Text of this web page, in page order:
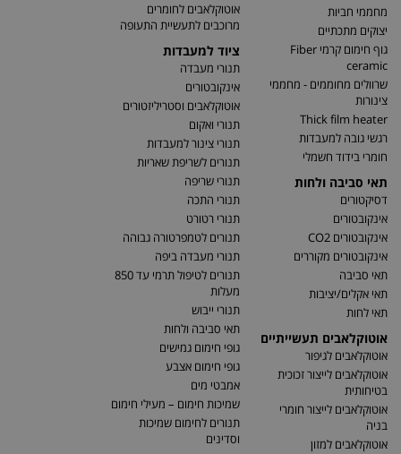
מחממי חביות
יצוקים מתכתיים
גוף חימום קרמי Fiber
ceramic
שרוולים מחוממים - מחממי
צינורות
Thick film heater
רגשי גובה למעבדות
חומרי בידוד חשמלי
תאי סביבה ולחות
דסיקטורים
אינקובטורים
אינקובטורים CO2
אינקובטורים מקוררים
תאי סביבה
תאי אקלים/יציבות
תאי לחות
אוטוקלאבים תעשייתיים
אוטוקלאבים לגיפור
אוטוקלאבים לייצור זכוכית
בטיחותית
אוטוקלאבים לייצור חומרי
בניה
אוטוקלאבים למזון
אוטוקלאבים לחומרים
מרוכבים לתעשיית התעופה
ציוד למעבדות
תנורי מעבדה
אינקובטורים
אוטוקלאבים וסטריליזטורים
תנורי ואקום
תנורי צינור למעבדות
תנורים לשריפת שאריות
תנורי שריפה
תנורי התכה
תנורי רטורט
תנורים לטמפרטורה גבוהה
תנורי מעבדה ביפה
תנורים לטיפול תרמי עד 850
מעלות
תנורי ייבוש
תאי סביבה ולחות
גופי חימום גמישים
גופי חימום אצבע
אמבטי מים
שמיכות חימום – מעילי חימום
תנורים לחימום שמיכות
וסדינים